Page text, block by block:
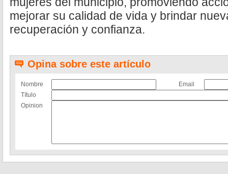
mejorar su calidad de vida y brindar
recuperación y confianza.
Opina sobre este artículo
Nombre
Email
Título
Opinion